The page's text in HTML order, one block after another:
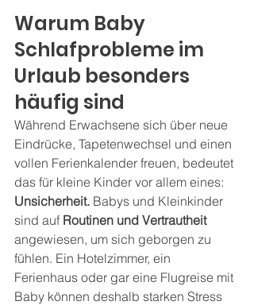
Warum Baby
Schlafprobleme im
Urlaub besonders
häufig sind
Während Erwachsene sich über neue
Eindrücke, Tapetenwechsel und einen
vollen Ferienkalender freuen, bedeutet
das für kleine Kinder vor allem eines:
Unsicherheit. Babys und Kleinkinder
sind auf Routinen und Vertrautheit
angewiesen, um sich geborgen zu
fühlen. Ein Hotelzimmer, ein
Ferienhaus oder gar eine Flugreise mit
Baby können deshalb starken Stress